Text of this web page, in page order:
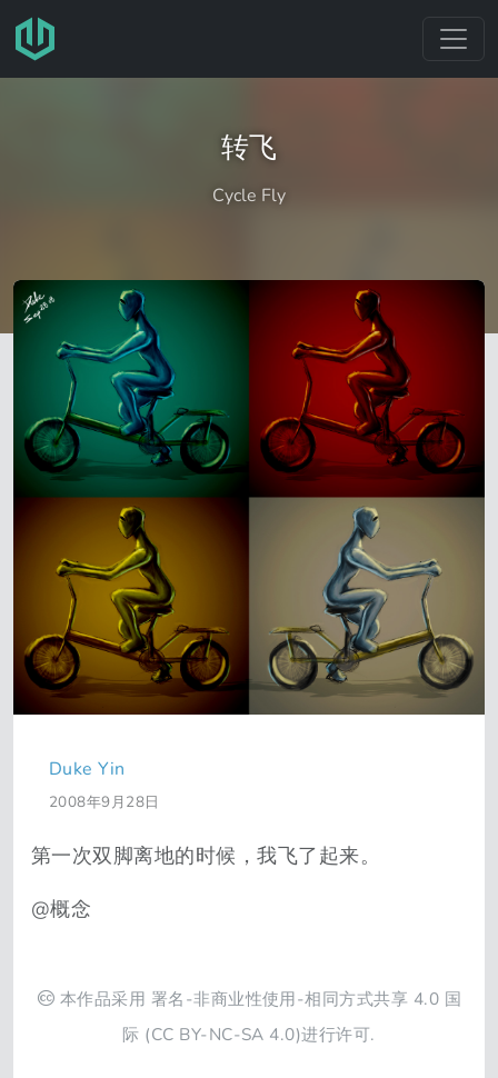
跳转至主要内容
转飞
Cycle Fly
Duke Yin
2008年9月28日
第一次双脚离地的时候，我飞了起来。
@概念
本作品采用 署名-非商业性使用-相同方式共享 4.0 国
际 (CC BY-NC-SA 4.0)进行许可.